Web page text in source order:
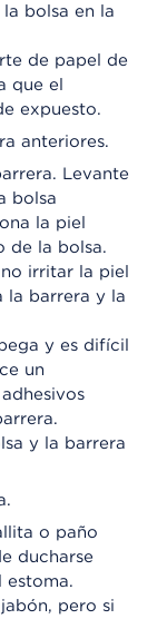
bolsa en la
de papel de
que el
expuesto.
anteriores.
Levante
bolsa
la piel
de la bolsa.
irritar la piel
la barrera y la
y es difícil
un
y la barrera
o paño
ducharse
estoma.
pero si